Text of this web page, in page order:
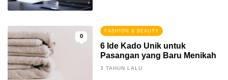
0
FASHION & BEAUTY
6 Ide Kado Unik untuk
Pasangan yang Baru Menikah
3 TAHUN LALU